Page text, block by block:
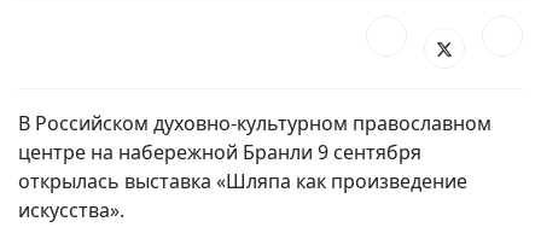
В Российском духовно-культурном православном
центре на набережной Бранли 9 сентября
открылась выставка «Шляпа как произведение
искусства».